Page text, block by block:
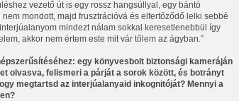
vezető út is egy rossz hangsúllyal, egy bántó
mondott, majd frusztrációvá és elfertőződő lelki sebbé
mindezt nálam sokkal keresetlenebbül így
akkor nem értem este mit vár tőlem az ágyban.”
egy könyvesbolt biztonsági kameráján
olvasva, felismeri a párját a sorok között, és botrányt
megtartsd az interjúalanyaid inkognitóját? Mennyi a